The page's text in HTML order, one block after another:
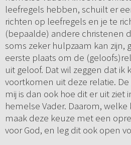
leefregels hebben, schuilt er
richten op leefregels en je te
(bepaalde) andere christenen
soms zeker hulpzaam kan zijn,
eerste plaats om de
uit geloof. Dat wil zeggen dat ik
voortkomen uit deze relatie.
mij is dan ook hoe dit er uit ziet
hemelse Vader. Daarom,
maak deze keuze met een
voor God, en leg dit ook open